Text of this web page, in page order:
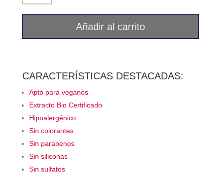
cantidad
Añadir al carrito
CARACTERÍSTICAS DESTACADAS:
Apto para veganos
Extracto Bio Certificado
Hipoalergénico
Sin colorantes
Sin parabenos
Sin siliconas
Sin sulfatos